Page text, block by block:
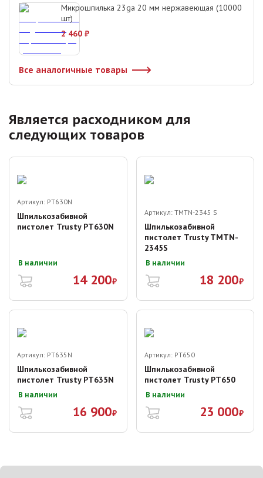
Микрошпилька 23ga 20 мм нержавеющая (10000
шт)
2 460 ₽
Все аналогичные товары
Является расходником для
следующих товаров
Артикул: PT630N
Шпилькозабивной
пистолет Trusty PT630N
В наличии
14 200₽
Артикул: TMTN-2345 S
Шпилькозабивной
пистолет Trusty TMTN-
2345S
В наличии
18 200₽
Артикул: PT635N
Шпилькозабивной
пистолет Trusty PT635N
В наличии
16 900₽
Артикул: PT650
Шпилькозабивной
пистолет Trusty PT650
В наличии
23 000₽